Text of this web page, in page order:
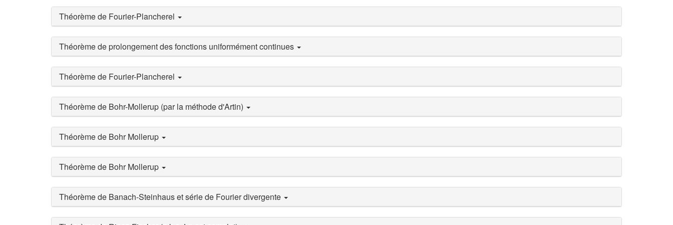
Théorème de Fourier-Plancherel
Théorème de prolongement des fonctions uniformément continues
Théorème de Fourier-Plancherel
Théorème de Bohr-Mollerup (par la méthode d'Artin)
Théorème de Bohr Mollerup
Théorème de Bohr Mollerup
Théorème de Banach-Steinhaus et série de Fourier divergente